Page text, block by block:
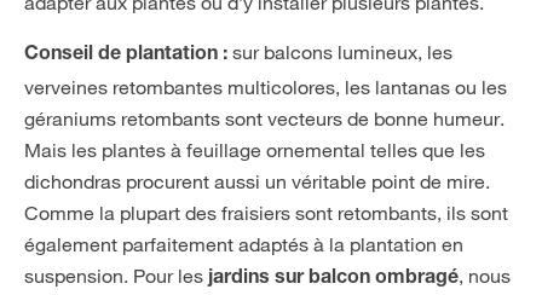
Conseil de plantation : sur balcons lumineux, les
verveines retombantes multicolores, les lantanas ou les
géraniums retombants sont vecteurs de bonne humeur.
Mais les plantes à feuillage ornemental telles que les
dichondras procurent aussi un véritable point de mire.
Comme la plupart des fraisiers sont retombants, ils sont
également parfaitement adaptés à la plantation en
suspension. Pour les jardins sur balcon ombragé, nous